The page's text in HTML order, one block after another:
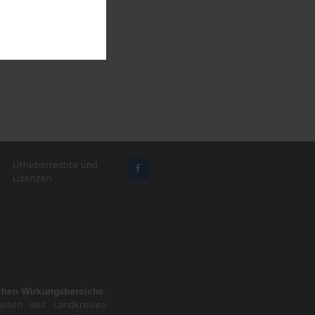
Urheberrechte und
Lizenzen
Wirkungsbereichs
des Landkreises